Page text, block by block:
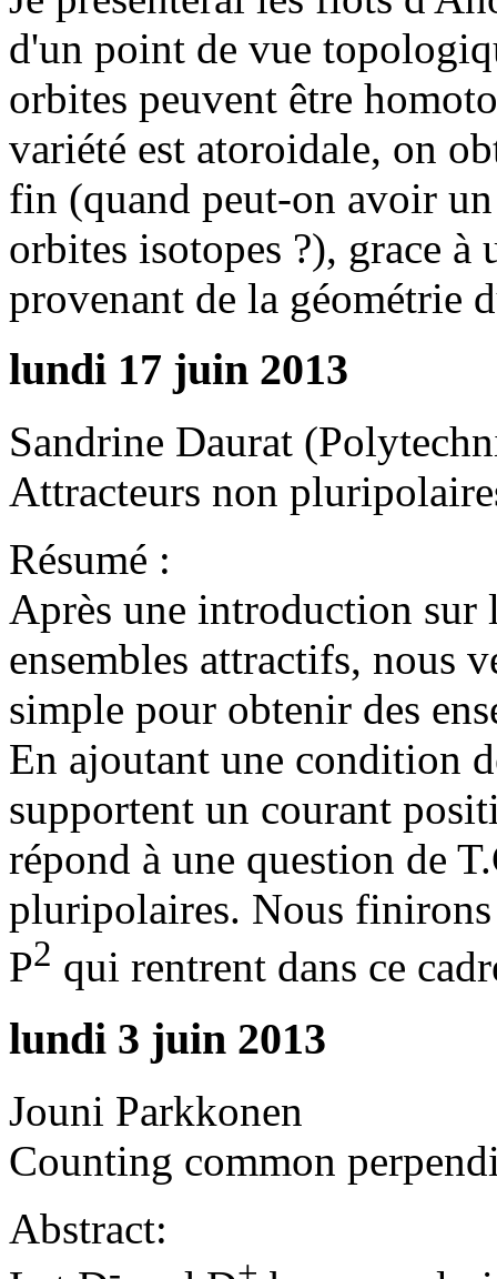
d'un point de vue
orbites peuvent être
variété est atoroidale, on
fin (quand peut-on avoir
orbites isotopes ?), grace
provenant de la géométrie
lundi 17 juin 2013
Sandrine Daurat
Attracteurs non
Résumé :
Après une introduction sur
ensembles attractifs, nous
simple pour obtenir des
En ajoutant une condition
supportent un courant
répond à une question de
pluripolaires. Nous finirons
P2 qui rentrent dans ce
lundi 3 juin 2013
Jouni Parkkonen
Counting common
Abstract: